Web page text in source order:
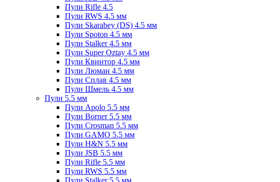
Пули Rifle 4.5
Пули RWS 4.5 мм
Пули Skarabey (DS) 4.5 мм
Пули Spoton 4.5 мм
Пули Stalker 4.5 мм
Пули Super Oztay 4.5 мм
Пули Квинтор 4.5 мм
Пули Люман 4.5 мм
Пули Сплав 4.5 мм
Пули Шмель 4.5 мм
Пули 5.5 мм
Пули Apolo 5.5 мм
Пули Borner 5.5 мм
Пули Crosman 5.5 мм
Пули GAMO 5.5 мм
Пули H&N 5.5 мм
Пули JSB 5.5 мм
Пули Rifle 5.5 мм
Пули RWS 5.5 мм
Пули Stalker 5.5 мм